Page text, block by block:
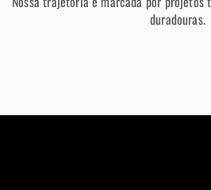
duradouras.